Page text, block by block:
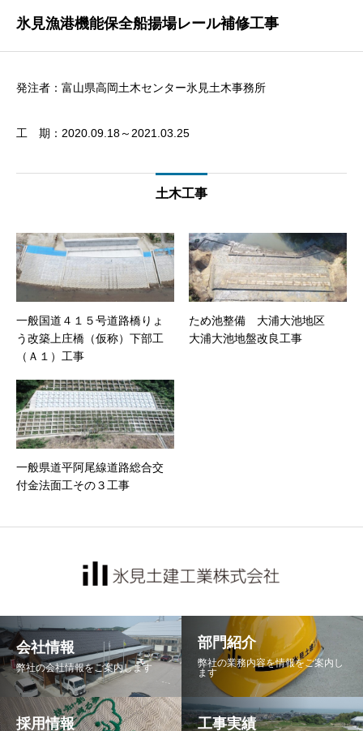
氷見漁港機能保全船揚場レール補修工事
発注者：富山県高岡土木センター氷見土木事務所
工 期：2020.09.18～2021.03.25
土木工事
一般国道４１５号道路橋りょ
う改築上庄橋（仮称）下部工
（Ａ１）工事
ため池整備 大浦大池地区
大浦大池地盤改良工事
一般県道平阿尾線道路総合交
付金法面工その３工事
会社情報
弊社の会社情報をご案内します
部門紹介
弊社の業務内容を情報をご案内し
ます
採用情報 工事実績